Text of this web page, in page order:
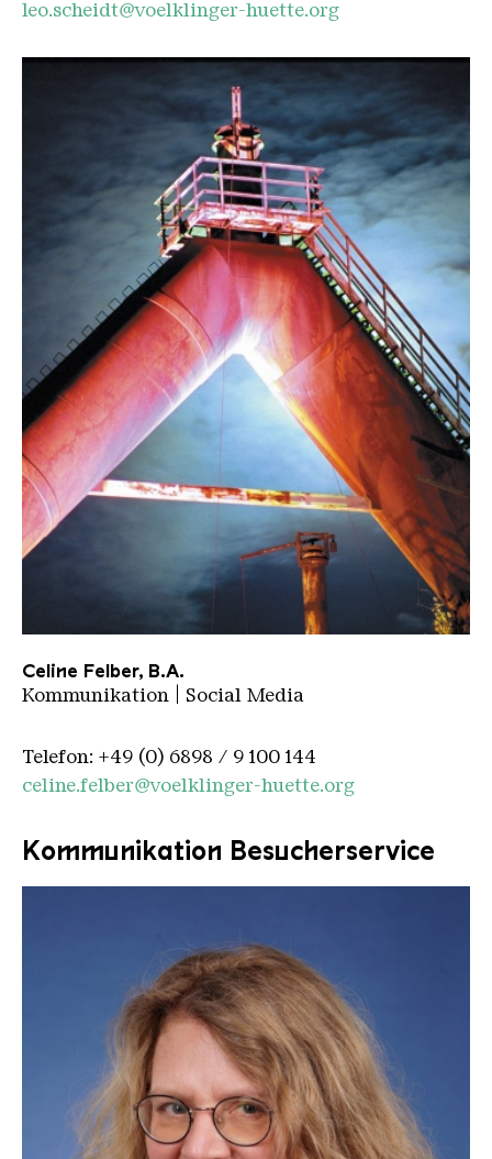
leo.scheidt@voelklinger-huette.org
Platzhalter
Celine Felber, B.A.
Kommunikation | Social Media
Telefon: +49 (0) 6898 / 9 100 144
celine.felber@voelklinger-huette.org
Kommunikation Besucherservice